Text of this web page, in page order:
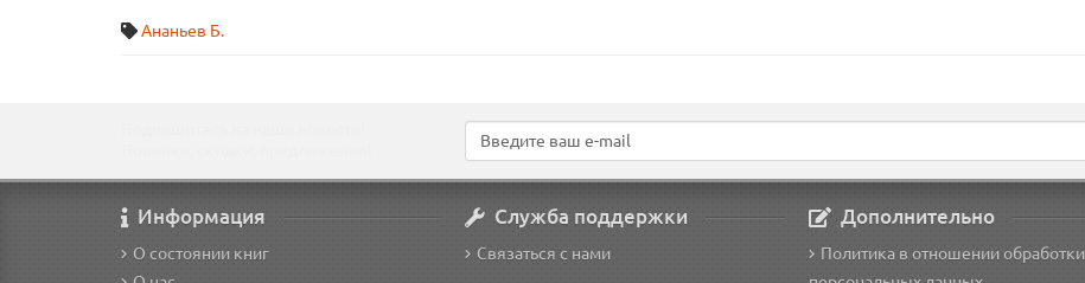
Ананьев Б.
Информация
О состоянии книг
Служба поддержки
Связаться с нами
Дополнительно
Политика в отношении обработки